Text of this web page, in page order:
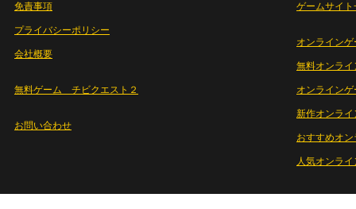
免責事項
プライバシーポリシー
会社概要
無料ゲーム チビクエスト２
お問い合わせ
ゲームサイト
オンラインゲ
無料オンライ
オンライン
新作オンライ
おすすめオ
人気オンラ